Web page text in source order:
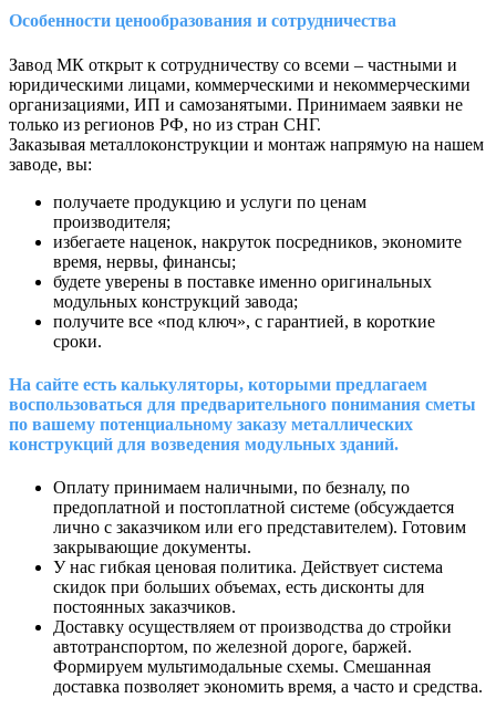
Особенности ценообразования и сотрудничества
Завод МК открыт к сотрудничеству со всеми – частными и
юридическими лицами, коммерческими и некоммерческими
организациями, ИП и самозанятыми. Принимаем заявки не
только из регионов РФ, но из стран СНГ.
Заказывая металлоконструкции и монтаж напрямую на нашем
заводе, вы:
получаете продукцию и услуги по ценам
производителя;
избегаете наценок, накруток посредников, экономите
время, нервы, финансы;
будете уверены в поставке именно оригинальных
модульных конструкций завода;
получите все «под ключ», с гарантией, в короткие
сроки.
На сайте есть калькуляторы, которыми предлагаем
воспользоваться для предварительного понимания сметы
по вашему потенциальному заказу металлических
конструкций для возведения модульных зданий.
Оплату принимаем наличными, по безналу, по
предоплатной и постоплатной системе (обсуждается
лично с заказчиком или его представителем). Готовим
закрывающие документы.
У нас гибкая ценовая политика. Действует система
скидок при больших объемах, есть дисконты для
постоянных заказчиков.
Доставку осуществляем от производства до стройки
автотранспортом, по железной дороге, баржей.
Формируем мультимодальные схемы. Смешанная
доставка позволяет экономить время, а часто и средства.